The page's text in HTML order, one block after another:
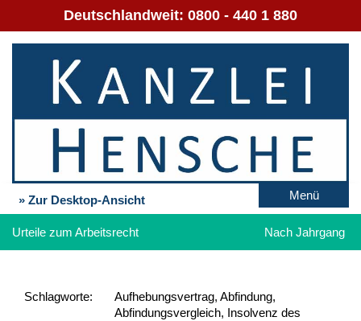
Deutschlandweit: 0800 - 440 1 880
» Zur Desktop-Ansicht Menü
Urteile zum Arbeitsrecht Nach Jahrgang
Schlag­worte:
Aufhebungsvertrag, Abfindung,
Abfindungsvergleich, Insolvenz des